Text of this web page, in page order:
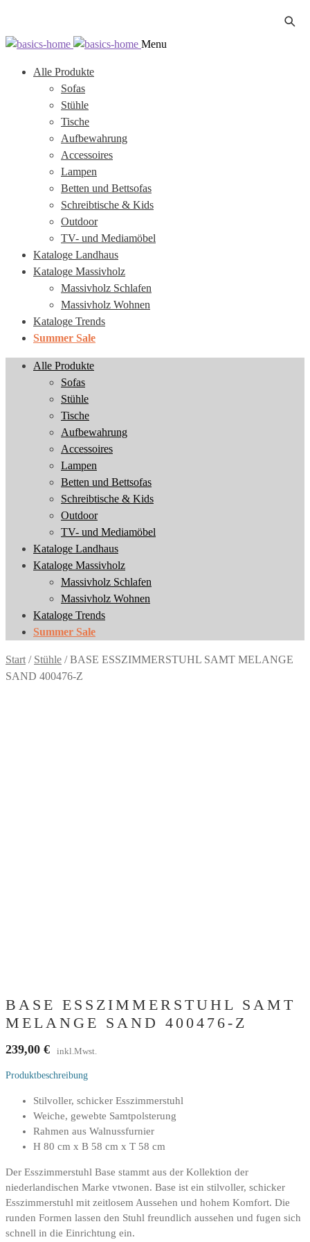
Zur
springen
Zum
springen
Menu
Alle Produkte
Sofas
Stühle
Tische
Aufbewahrung
Accessoires
Lampen
Betten und Bettsofas
Schreibtische & Kids
Outdoor
TV- und Mediamöbel
Kataloge Landhaus
Kataloge Massivholz
Massivholz Schlafen
Massivholz Wohnen
Kataloge Trends
Summer Sale
Alle Produkte
Sofas
Stühle
Tische
Aufbewahrung
Accessoires
Lampen
Betten und Bettsofas
Schreibtische & Kids
Outdoor
TV- und Mediamöbel
Kataloge Landhaus
Kataloge Massivholz
Massivholz Schlafen
Massivholz Wohnen
Kataloge Trends
Summer Sale
Start / Stühle /BASE ESSZIMMERSTUHL SAMT MELANGE
SAND 400476-Z
BASE ESSZIMMERSTUHL SAMT
MELANGE SAND 400476-Z
239,00 € inkl.Mwst.
Produktbeschreibung
Stilvoller, schicker Esszimmerstuhl
Weiche, gewebte Samtpolsterung
Rahmen aus Walnussfurnier
H 80 cm x B 58 cm x T 58 cm
Der Esszimmerstuhl Base stammt aus der Kollektion der
niederlandischen Marke vtwonen. Base ist ein stilvoller, schicker
Esszimmerstuhl mit zeitlosem Aussehen und hohem Komfort. Die
runden Formen lassen den Stuhl freundlich aussehen und fugen sich
schnell in die Einrichtung ein.